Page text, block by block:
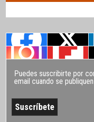
Puedes suscribirte por
email cuando se